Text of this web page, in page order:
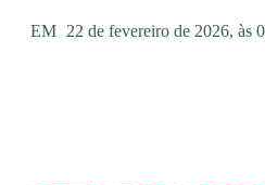
EM 22 de fevereiro de 2026, às